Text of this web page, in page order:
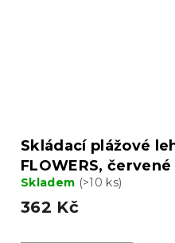
Skládací plážové
FLOWERS, červené
Skladem (>10 ks)
362 Kč